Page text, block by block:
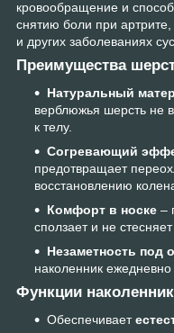
кровообращение и
снятию боли при артрите,
и других заболеваниях
Преимущества
Натуральный
верблюжья шерсть не
к телу.
Согревающий
предотвращает
восстановлению
Комфорт в носке –
сползает и не
Незаметность под
наколенник
Функции
Обеспечивает